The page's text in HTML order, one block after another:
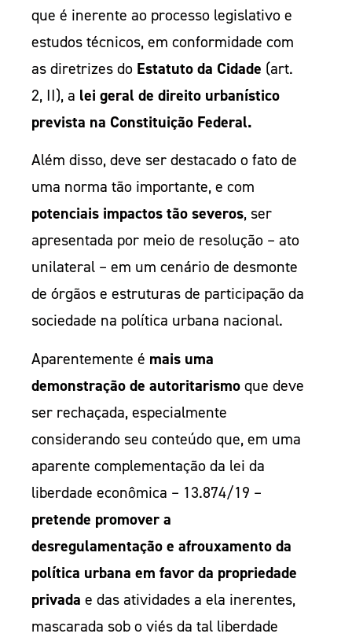
que é inerente ao processo legislativo e
estudos técnicos, em conformidade com
as diretrizes do Estatuto da Cidade (art.
2, II), a lei geral de direito urbanístico
prevista na Constituição Federal.
Além disso, deve ser destacado o fato de
uma norma tão importante, e com
potenciais impactos tão severos, ser
apresentada por meio de resolução – ato
unilateral – em um cenário de desmonte
de órgãos e estruturas de participação da
sociedade na política urbana nacional.
Aparentemente é mais uma
demonstração de autoritarismoque deve
ser rechaçada, especialmente
considerando seu conteúdo que, em uma
aparente complementação da lei da
liberdade econômica – 13.874/19 –
pretende promover a
desregulamentação e afrouxamento da
política urbana em favor da propriedade
privada e das atividades a ela inerentes,
mascarada sob o viés da tal liberdade